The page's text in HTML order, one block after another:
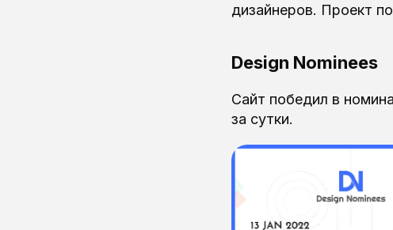
дизайнеров. Проект
Design Nominees
Сайт победил в
за сутки.